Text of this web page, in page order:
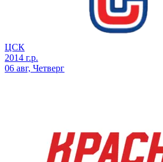
ЦСК
2014 г.р.
06 авг, Четверг